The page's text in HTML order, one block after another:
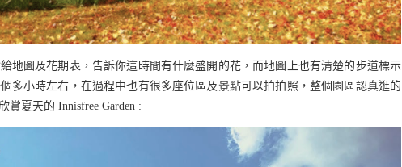
地圖及花期表，告訴你這時間有什麼盛開的花，而地圖上也有清楚的步道標示
多小時左右，在過程中也有很多座位區及景點可以拍拍照，整個園區認真逛的
夏天的 Innisfree Garden :